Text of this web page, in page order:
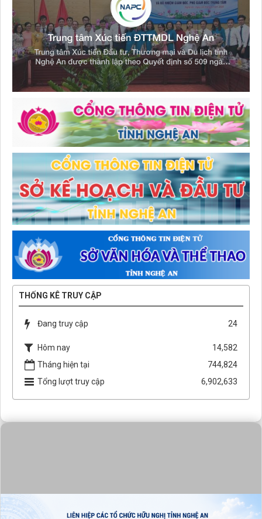
THỐNG KÊ TRUY CẬP
Đang truy cập 24
Hôm nay
14,582
Tháng hiện tại
744,824
Tổng lượt truy cập
6,902,633